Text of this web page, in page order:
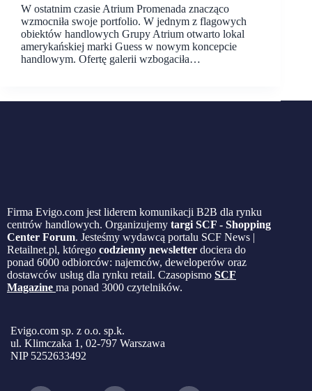
W ostatnim czasie Atrium Promenada znacząco
wzmocniła swoje portfolio. W jednym z flagowych
obiektów handlowych Grupy Atrium otwarto lokal
amerykańskiej marki Guess w nowym koncepcie
handlowym. Ofertę galerii wzbogaciła…
Firma Evigo.com jest liderem komunikacji B2B dla rynku
centrów handlowych. Organizujemy targi SCF - Shopping
Center Forum. Jesteśmy wydawcą portalu SCF News |
Retailnet.pl, którego codzienny newsletter dociera do
ponad 6000 odbiorców: najemców, deweloperów oraz
dostawców usług dla rynku retail. Czasopismo SCF
Magazine ma ponad 3000 czytelników.
Evigo.com sp. z o.o. sp.k.
ul. Klimczaka 1, 02-797 Warszawa
NIP 5252633492